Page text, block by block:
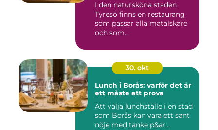
I den natursköna staden
Tyresö finns en restaurang
som passar alla matälskare
och som...
30. okt
Lunch i Borås: varför det är
ett måste att prova
Att välja lunchställe i en stad
som Borås kan vara ett sant
nöje med tanke p&ar...